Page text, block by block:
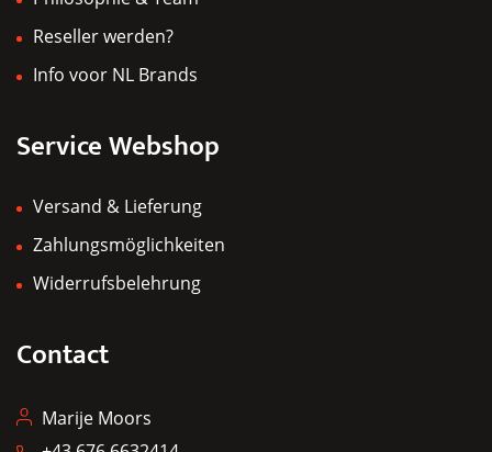
Reseller werden?
Info voor NL Brands
Service Webshop
Versand & Lieferung
Zahlungsmöglichkeiten
Widerrufsbelehrung
Contact
Marije Moors